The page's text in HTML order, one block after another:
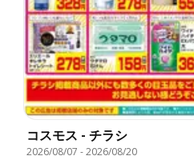
コスモス - チラシ
2026/08/07 -2026/08/20